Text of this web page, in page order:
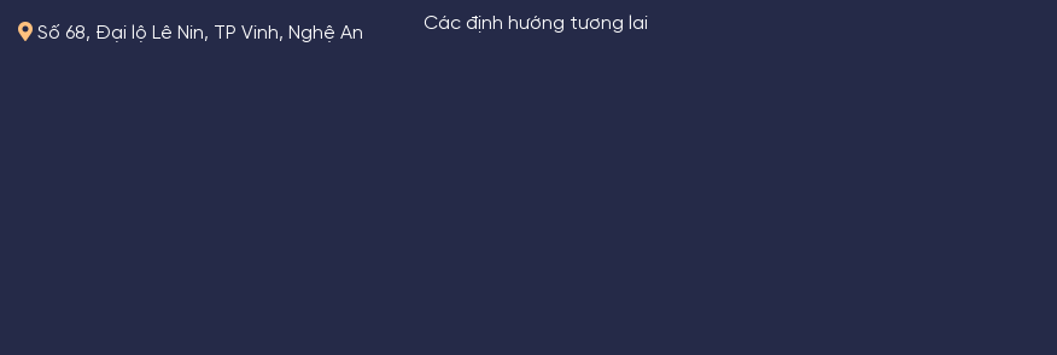
Số 68, Đại lộ Lê Nin, TP Vinh, Nghệ An Các định hướng tương lai